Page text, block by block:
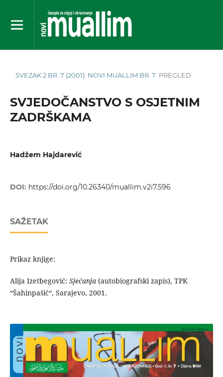
SVEZAK 2 BR. 7 (2001): NOVI MUALLIM BR. 7 PREGLED
SVJEDOČANSTVO S OSJETNIM
ZADRŠKAMA
Hadžem Hajdarević
DOI: https://doi.org/10.26340/muallim.v2i7.596
SAŽETAK
Prikaz knjige:
Alija Izetbegović: Sjećanja(autobiografski zapis), TPK
“Šahinpašić“, Sarajevo, 2001.